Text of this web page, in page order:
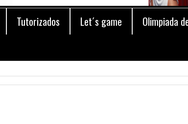
Tutorizados Let´s game Olimpiada